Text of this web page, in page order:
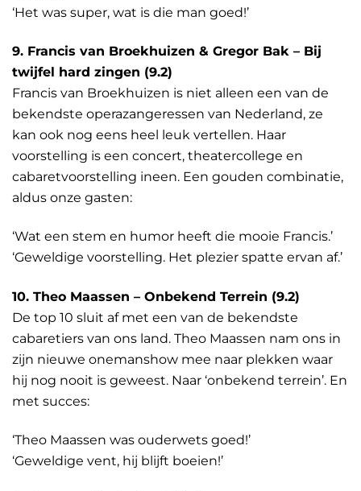
‘Het was super, wat is die man goed!’
9. Francis van Broekhuizen & Gregor Bak – Bij
twijfel hard zingen (9.2)
Francis van Broekhuizen is niet alleen een van de
bekendste operazangeressen van Nederland, ze
kan ook nog eens heel leuk vertellen. Haar
voorstelling is een concert, theatercollege en
cabaretvoorstelling ineen. Een gouden combinatie,
aldus onze gasten:
‘Wat een stem en humor heeft die mooie Francis.’
‘Geweldige voorstelling. Het plezier spatte ervan af.’
10. Theo Maassen – Onbekend Terrein (9.2)
De top 10 sluit af met een van de bekendste
cabaretiers van ons land. Theo Maassen nam ons in
zijn nieuwe onemanshow mee naar plekken waar
hij nog nooit is geweest. Naar ‘onbekend terrein’. En
met succes:
‘Theo Maassen was ouderwets goed!’
‘Geweldige vent, hij blijft boeien!’